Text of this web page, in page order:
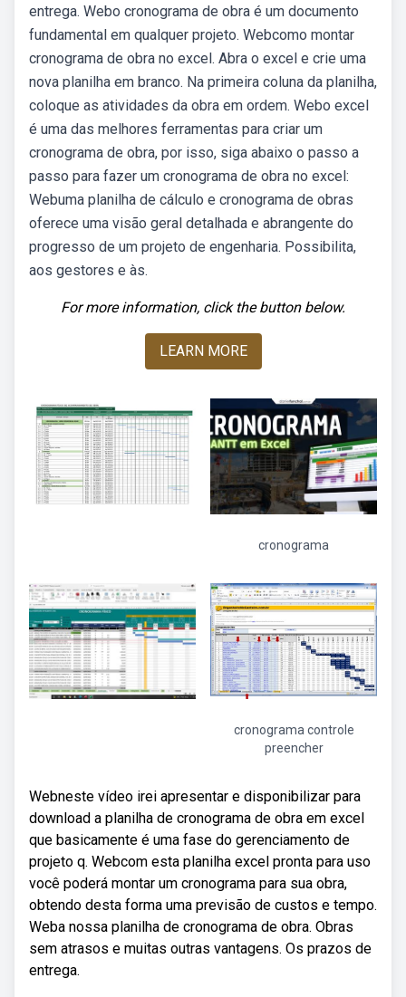
entrega. Webo cronograma de obra é um documento
fundamental em qualquer projeto. Webcomo montar
cronograma de obra no excel. Abra o excel e crie uma
nova planilha em branco. Na primeira coluna da planilha,
coloque as atividades da obra em ordem. Webo excel
é uma das melhores ferramentas para criar um
cronograma de obra, por isso, siga abaixo o passo a
passo para fazer um cronograma de obra no excel:
Webuma planilha de cálculo e cronograma de obras
oferece uma visão geral detalhada e abrangente do
progresso de um projeto de engenharia. Possibilita,
aos gestores e às.
For more information, click the button below.
LEARN MORE
cronograma
cronograma controle
preencher
Webneste vídeo irei apresentar e disponibilizar para
download a planilha de cronograma de obra em excel
que basicamente é uma fase do gerenciamento de
projeto q. Webcom esta planilha excel pronta para uso
você poderá montar um cronograma para sua obra,
obtendo desta forma uma previsão de custos e tempo.
Weba nossa planilha de cronograma de obra. Obras
sem atrasos e muitas outras vantagens. Os prazos de
entrega.